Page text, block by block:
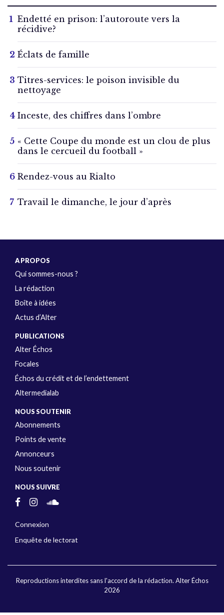
Endetté en prison: l’autoroute vers la
récidive?
Éclats de famille
Titres-services: le poison invisible du
nettoyage
Inceste, des chiffres dans l’ombre
« Cette Coupe du monde est un clou de plus
dans le cercueil du football »
Rendez-vous au Rialto
Travail le dimanche, le jour d’après
A PROPOS
Qui sommes-nous ?
La rédaction
Boîte à idées
Actus d’Alter
PUBLICATIONS
Alter Échos
Focales
Échos du crédit et de l’endettement
Altermedialab
NOUS SOUTENIR
Abonnements
Points de vente
Annonceurs
Nous soutenir
NOUS SUIVRE
Connexion
Enquête de lectorat
Reproductions interdites sans l'accord de la rédaction. Alter Échos
2026